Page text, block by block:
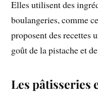
Elles utilisent des
boulangeries, comme
proposent des recettes
goût de la pistache et
Les pâtisseries